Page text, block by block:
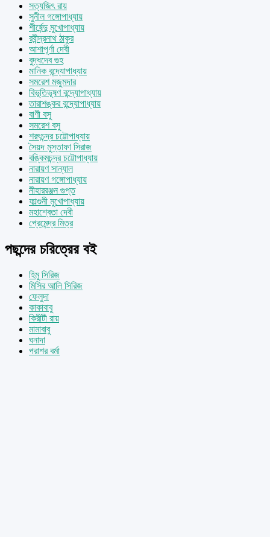
সত্যজিৎ রায়
সুনীল গঙ্গোপাধ্যায়
শীর্ষেন্দু মুখোপাধ্যায়
রবীন্দ্রনাথ ঠাকুর
আশাপূর্ণা দেবী
বুদ্ধদেব গুহ
মানিক বন্দ্যোপাধ্যায়
সমরেশ মজুমদার
বিভূতিভূষণ বন্দ্যোপাধ্যায়
তারাশঙ্কর বন্দ্যোপাধ্যায়
বাণী বসু
সমরেশ বসু
শরৎচন্দ্র চট্টোপাধ্যায়
সৈয়দ মুস্তাফা সিরাজ
বঙ্কিমচন্দ্র চট্টোপাধ্যায়
নারায়ণ সান্যাল
নারায়ণ গঙ্গোপাধ্যায়
নীহাররঞ্জন গুপ্ত
ফাল্গুনী মুখোপাধ্যায়
মহাশ্বেতা দেবী
প্রেমেন্দ্র মিত্র
পছন্দের চরিত্রের বই
হিমু সিরিজ
মিসির আলি সিরিজ
ফেলুদা
কাকাবাবু
কিরীটী রায়
মামাবাবু
ঘনাদা
পরাশর বর্মা